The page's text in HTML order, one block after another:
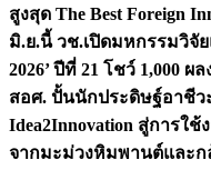
สูงสุด The Best Foreign
มิ.ย.นี้ วช.เปิดมหกรรมวิจัย
2026’ ปีที่ 21 โชว์ 1,000
สอศ. ปั้นนักประดิษฐ์อาชีว
Idea2Innovation สู่การใช้
จากมะม่วงหิมพานต์และก